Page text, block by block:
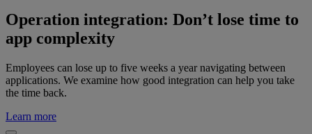
Operation integration: Don’t lose time to
app complexity
Employees can lose up to five weeks a year navigating between
applications. We examine how good integration can help you take
the time back.
Learn more